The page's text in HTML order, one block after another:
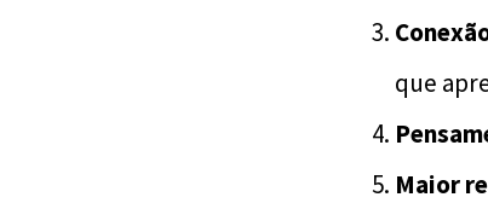
que
Maior